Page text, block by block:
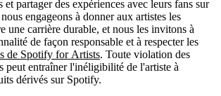
et partager des expériences avec leurs fans sur
engageons à donner aux artistes les
une carrière durable, et nous les invitons à
de façon responsable et à respecter les
de Spotify for Artists. Toute violation des
peut entraîner l'inéligibilité de l'artiste à
dérivés sur Spotify.